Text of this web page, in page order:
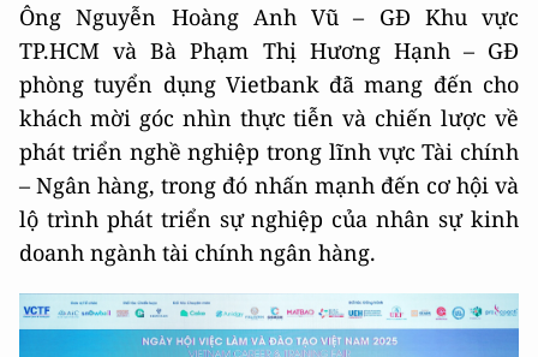
Ông Nguyễn Hoàng Anh Vũ – GĐ Khu vực
TP.HCM và Bà Phạm Thị Hương Hạnh – GĐ
phòng tuyển dụng Vietbank đã mang đến cho
khách mời góc nhìn thực tiễn và chiến lược về
phát triển nghề nghiệp trong lĩnh vực Tài chính
– Ngân hàng, trong đó nhấn mạnh đến cơ hội và
lộ trình phát triển sự nghiệp của nhân sự kinh
doanh ngành tài chính ngân hàng.